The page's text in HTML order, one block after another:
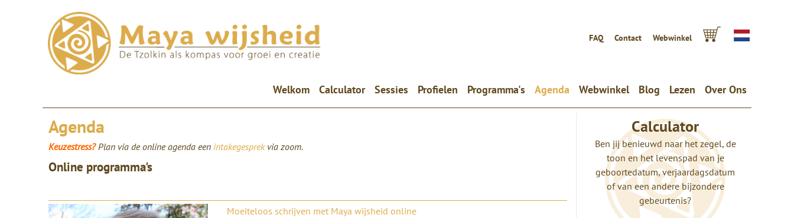
FAQ Contact Webwinkel
Welkom(current)
Calculator Sessies Profielen Programma's Agenda Webwinkel Blog Lezen Over Ons
Agenda
Keuzestress?Plan via de online agenda een intakegesprekvia zoom.
Online programma's
Moeiteloos schrijven met Maya wijsheid online
Calculator
Ben jij benieuwd naar het zegel, de
toon en het levenspad van je
geboortedatum, verjaardagsdatum
of van een andere bijzondere
gebeurtenis?